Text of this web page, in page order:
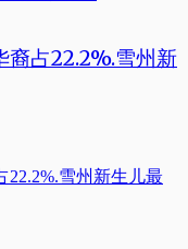
裔占22.2%.雪州新